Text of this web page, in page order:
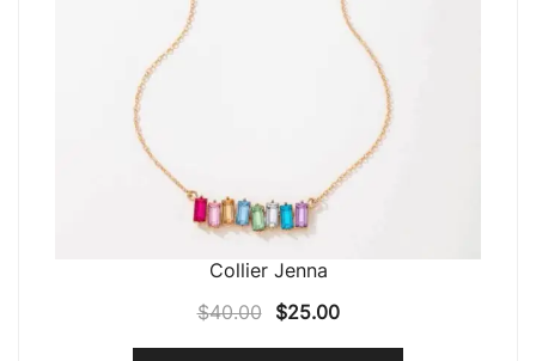
Collier Jenna
$40.00 $25.00